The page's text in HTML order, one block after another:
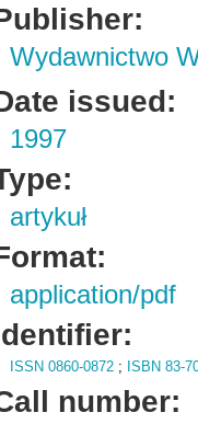
Wydawnictwo
issued:
1997
artykuł
application/pdf
ISSN 0860-0872 ; ISBN 83-
number: